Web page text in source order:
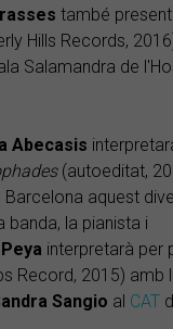
també
Hills Records,
Salamandra de
Abecasis
(autoeditat,
Barcelona aquest
banda, la pianista i
Peya interpretarà per
Record, 2015) amb
Sangio al CAT